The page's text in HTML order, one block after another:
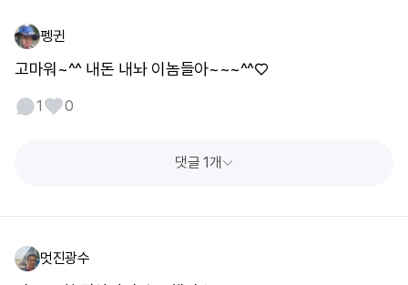
펭귄
고마워~^^ 내돈 내놔 이놈들아~~~^^♡
1 0
댓글 1개
멋진광수